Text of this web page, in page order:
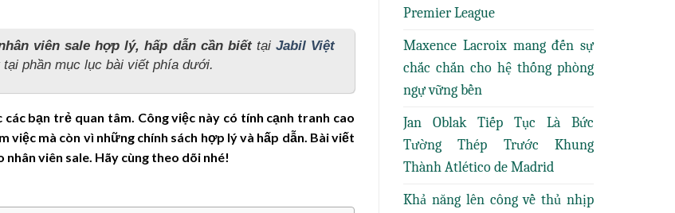
viên sale hợp lý, hấp dẫn cần biếttại Jabil Việt
phần mục lục bài viết phía dưới.
bạn trẻ quan tâm. Công việc này có tính cạnh tranh cao
mà còn vì những chính sách hợp lý và hấp dẫn. Bài viết
viên sale. Hãy cùng theo dõi nhé!
Premier League
Maxence Lacroix mang đến sự
chắc chắn cho hệ thống phòng
ngự vững bền
Jan Oblak Tiếp Tục Là Bức
Tường Thép Trước Khung
Thành Atlético de Madrid
Khả năng lên công về thủ nhịp